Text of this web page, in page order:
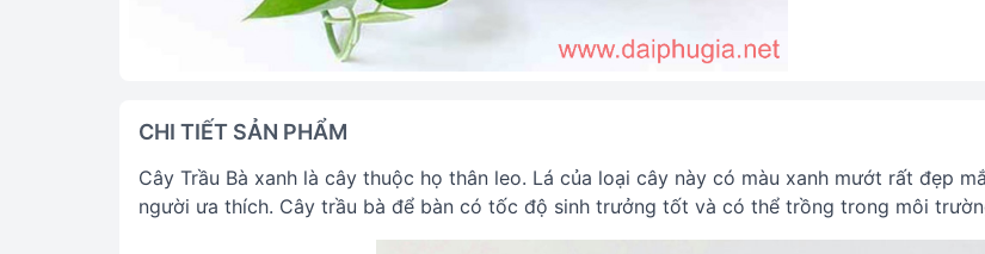
CHI TIẾT SẢN PHẨM
Cây Trầu Bà xanh là cây thuộc họ thân leo. Lá của loại cây này có màu xanh mướt rất đẹp
người ưa thích. Cây trầu bà để bàn có tốc độ sinh trưởng tốt và có thể trồng trong môi